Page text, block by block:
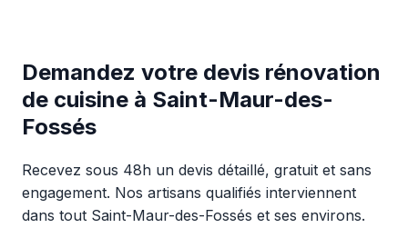
Demandez votre devis rénovation
de cuisine à Saint-Maur-des-
Fossés
Recevez sous 48h un devis détaillé, gratuit et sans
engagement. Nos artisans qualifiés interviennent
dans tout Saint-Maur-des-Fossés et ses environs.